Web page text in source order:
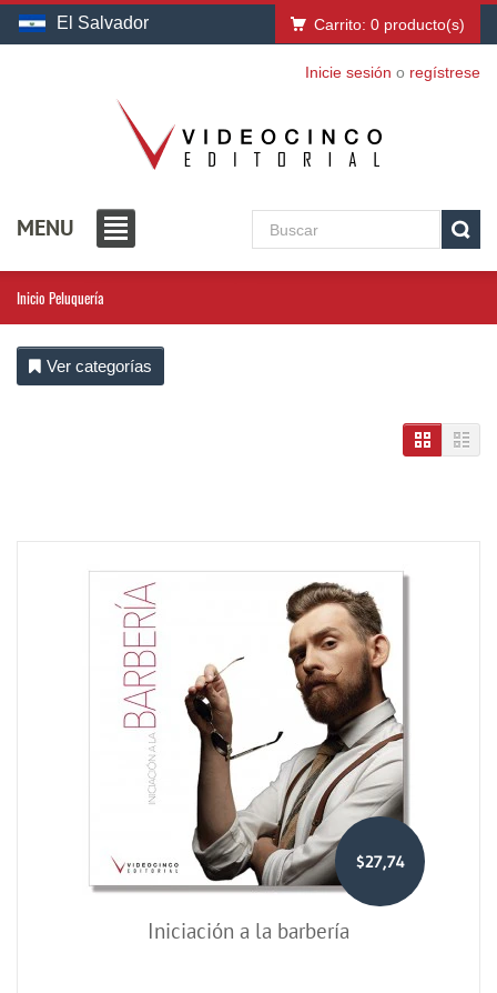
El Salvador Carrito: 0 producto(s)
Inicie sesión o regístrese
MENU
Inicio Peluquería
Ver categorías
$27,74
Iniciación a la barbería